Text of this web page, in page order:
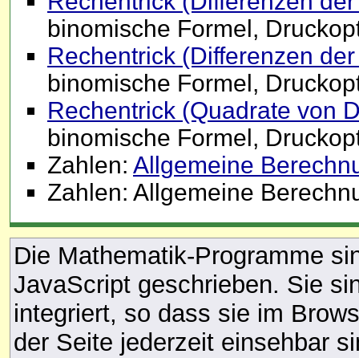
binomische Formel,
Rechentrick (Differenzen
binomische Formel,
Rechentrick (Quadrate von
binomische Formel,
Zahlen: Allgemeine
Zahlen: Allgemeine
Die Mathematik-Programme
JavaScript geschrieben. Sie
integriert, so dass sie im
der Seite jederzeit einsehbar